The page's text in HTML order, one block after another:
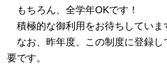
もちろん 、全学年OKです！
積極的な御利用をお待ちしていま
なお、昨年度、この制度に登録し
要です。